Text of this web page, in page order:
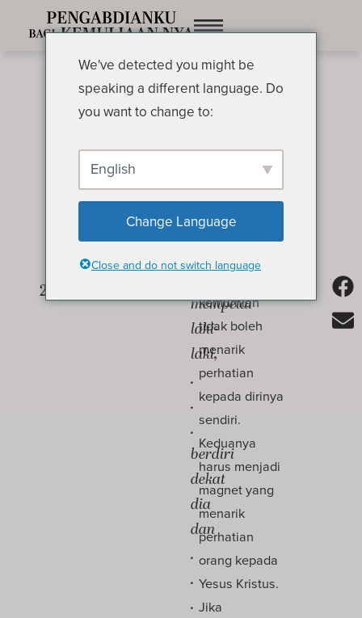
Misi Paling Sulit di Muka
Bumi
OLEH OSWALD CHAMBERS
mempelai
laki-
laki,
.
.
.
berdiri
dekat
dia
dan
.
.
.
kemurnian
tidak boleh
menarik
perhatian
kepada dirinya
sendiri.
Keduanya
harus menjadi
magnet yang
menarik
perhatian
orang kepada
Yesus Kristus.
Jika
We've detected you might be
speaking a different language. Do
you want to change to:
English
Change Language
Close and do not switch language